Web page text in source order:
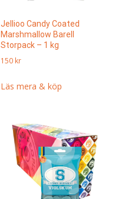
Jellioo Candy Coated
Marshmallow Barell
Storpack – 1 kg
150 kr
Läs mera & köp